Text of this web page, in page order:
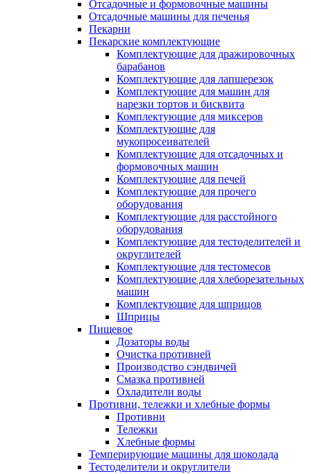
Отсадочные и формовочные машины
Отсадочные машины для печенья
Пекарни
Пекарские комплектующие
Комплектующие для дражировочных
барабанов
Комплектующие для лапшерезок
Комплектующие для машин для
нарезки тортов и бисквита
Комплектующие для миксеров
Комплектующие для
мукопросеивателей
Комплектующие для отсадочных и
формовочных машин
Комплектующие для печей
Комплектующие для прочего
оборудования
Комплектующие для расстойного
оборудования
Комплектующие для тестоделителей и
округлителей
Комплектующие для тестомесов
Комплектующие для хлеборезательных
машин
Комплектующие для шприцов
Шприцы
Пищевое
Дозаторы воды
Очистка противней
Производство сэндвичей
Смазка противней
Охладители воды
Противни, тележки и хлебные формы
Противни
Тележки
Хлебные формы
Темперирующие машины для шоколада
Тестоделители и округлители